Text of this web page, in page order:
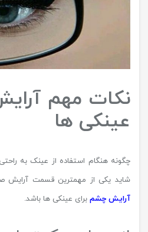
نکات مهم
عینکی ها
چگونه هنگام استفاده از عینک به
شاید یکی از مهمترین قسمت آرایش
آرایش چشم برای عینکی ها باشد.